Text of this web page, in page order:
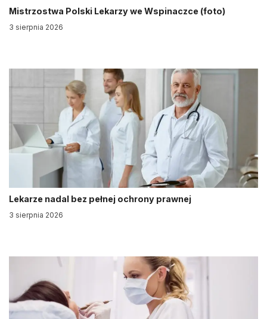
Mistrzostwa Polski Lekarzy we Wspinaczce (foto)
3 sierpnia 2026
Lekarze nadal bez pełnej ochrony prawnej
3 sierpnia 2026